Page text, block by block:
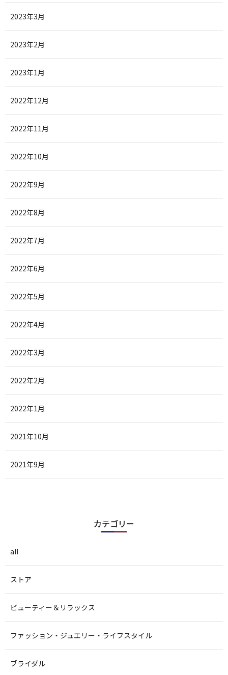
2023年3月
2023年2月
2023年1月
2022年12月
2022年11月
2022年10月
2022年9月
2022年8月
2022年7月
2022年6月
2022年5月
2022年4月
2022年3月
2022年2月
2022年1月
2021年10月
2021年9月
カテゴリー
all
ストア
ビューティー＆リラックス
ファッション・ジュエリー・ライフスタイル
ブライダル